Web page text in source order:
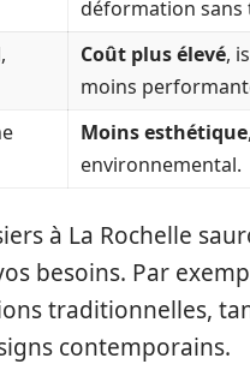
déformation sans
Coût plus élevé,
moins
Moins esthétique
environnemental.
à La Rochelle
besoins. Par
traditionnelles,
contemporains.